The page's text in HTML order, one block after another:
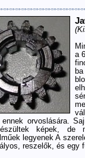
a
ennek orvoslására.
képek, de
legyenek A
reszelők, és egy